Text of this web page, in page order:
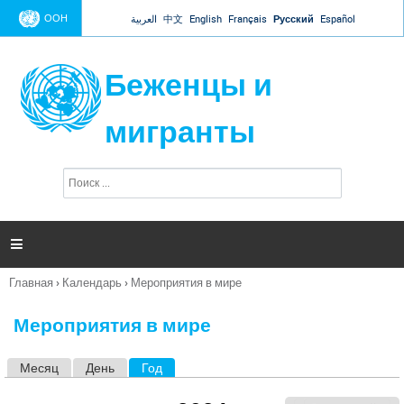
Jump to navigation
ООН العربية 中文 English Français Русский Español
Беженцы и
мигранты
п
и

Вы
Главная › Календарь › Мероприятия в мире
Мероприятия в мире
Месяц День Год